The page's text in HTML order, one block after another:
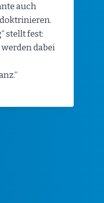
auch
stellt fest:
dabei